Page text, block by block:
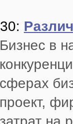
Бизнес в
сферах
проект,